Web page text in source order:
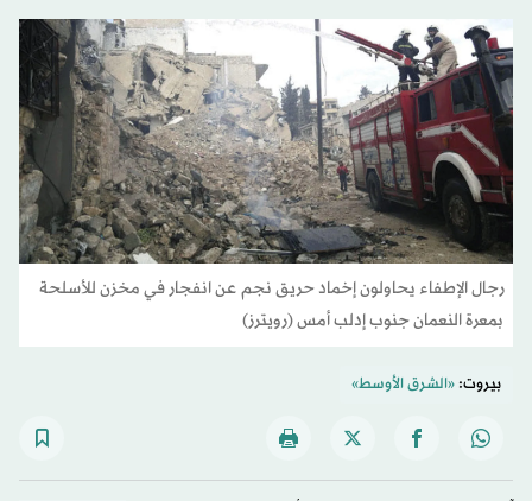
رجال الإطفاء يحاولون إخماد حريق نجم عن انفجار في مخزن للأسلحة
بمعرة النعمان جنوب إدلب أمس (رويترز)
بيروت:«الشرق الأوسط»